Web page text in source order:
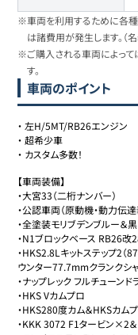
※車両を利用するために各種
は諸費用が発生します。（
※ご購入される車両によって
す。
車両のポイント
・左H/5MT/RB26エンジン
・超希少車
・ カスタム多数！
【車両装備】
・大宮33（二桁ナンバー）
・公認車両（原動機・動力伝
・全塗装モリブデンブルー＆
・N1ブロックベース RB26
・HKS2.8Lキットステップ2（
ウンター77.7mmクランクシャ
・ナップレック フルチューンド
・HKS Vカムプロ
・HKS280度カム＆HKSカム
・KKK 3072 F1タービン×2＆